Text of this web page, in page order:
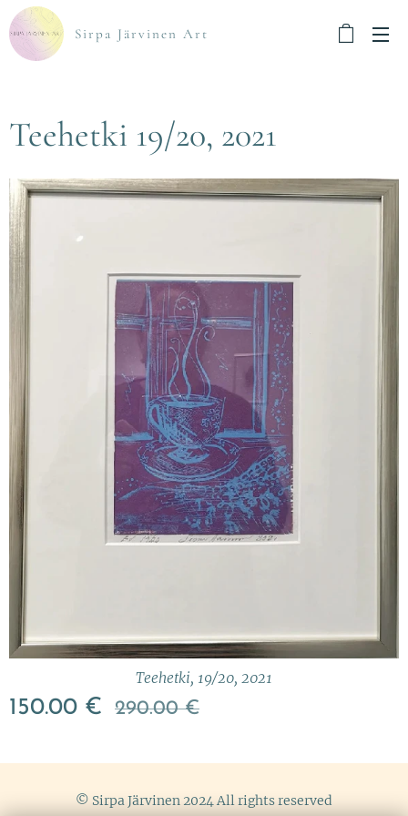
Sirpa Järvinen Art
Teehetki 19/20, 2021
Teehetki, 19/20, 2021
150.00 € 290.00€
© Sirpa Järvinen 2024 All rights reserved